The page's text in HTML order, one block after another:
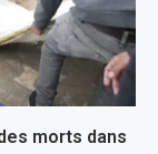
morts dans